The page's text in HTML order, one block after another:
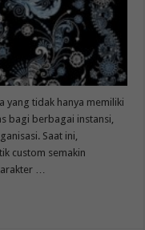
yang tidak hanya memiliki
bagi berbagai instansi,
Saat ini,
custom semakin
…